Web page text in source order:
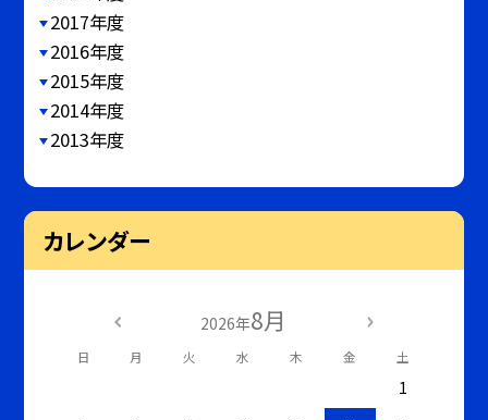
2017年度
2016年度
2015年度
2014年度
2013年度
カレンダー
2026年8月
日 月 火 水 木 金 土
1